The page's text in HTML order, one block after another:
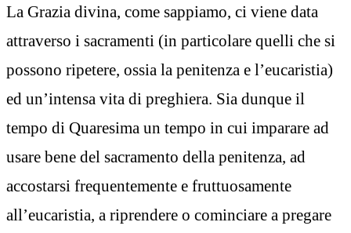
La Grazia divina, come sappiamo, ci viene data
attraverso i sacramenti (in particolare quelli che si
possono ripetere, ossia la penitenza e l’eucaristia)
ed un’intensa vita di preghiera. Sia dunque il
tempo di Quaresima un tempo in cui imparare ad
usare bene del sacramento della penitenza, ad
accostarsi frequentemente e fruttuosamente
all’eucaristia, a riprendere o cominciare a pregare